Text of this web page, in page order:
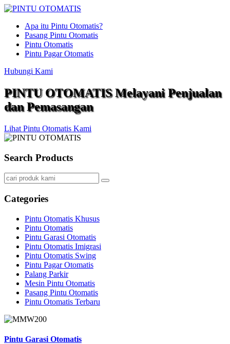
Apa itu Pintu Otomatis?
Pasang Pintu Otomatis
Pintu Otomatis
Pintu Pagar Otomatis
Hubungi Kami
PINTU OTOMATIS Melayani Penjualan
dan Pemasangan
Lihat Pintu Otomatis Kami
Search Products
Categories
Pintu Otomatis Khusus
Pintu Otomatis
Pintu Garasi Otomatis
Pintu Otomatis Imigrasi
Pintu Otomatis Swing
Pintu Pagar Otomatis
Palang Parkir
Mesin Pintu Otomatis
Pasang Pintu Otomatis
Pintu Otomatis Terbaru
Pintu Garasi Otomatis